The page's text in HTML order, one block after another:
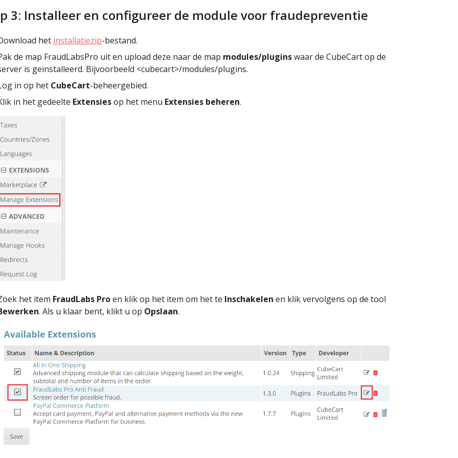
3: Installeer en configureer de module voor fraudepreventie
het installatiezip-bestand.
de map FraudLabsPro uit en upload deze naar de map modules/pluginswaar de CubeCart op de
is geïnstalleerd. Bijvoorbeeld <cubecart>/modules/plugins.
in op het CubeCart-beheergebied.
in het gedeelte Extensiesop het menu Extensies beheren.
het item FraudLabs Proen klik op het item om het te Inschakelen en klik vervolgens op de tool
. Als u klaar bent, klikt u op Opslaan.